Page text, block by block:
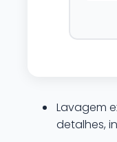
Lavagem
detalhes,